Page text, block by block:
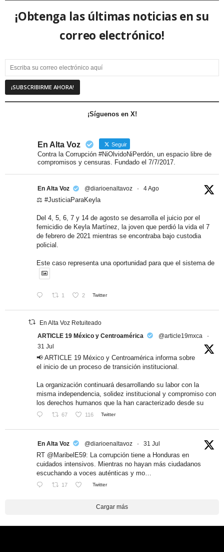
¡Obtenga las últimas noticias en su
correo electrónico!
¡Síguenos en X!
En Alta Voz Seguir
Contra la Corrupción #NiOlvidoNiPerdón, un espacio libre de
compromisos y censuras. Fundado el 7/7/2017.
En Alta Voz @diarioenaltavoz · 4 Ago
⚖️ #JusticiaParaKeyla
Del 4, 5, 6, 7 y 14 de agosto se desarrolla el juicio por el
femicidio de Keyla Martínez, la joven que perdió la vida el 7
de febrero de 2021 mientras se encontraba bajo custodia
policial.
Este caso representa una oportunidad para que el sistema de
1 2 Twitter
En Alta Voz Retuiteado
ARTICLE 19 México y Centroamérica
@article19mxca
·
31 Jul
📢 ARTICLE 19 México y Centroamérica informa sobre
el inicio de un proceso de transición institucional.
La organización continuará desarrollando su labor con la
misma independencia, solidez institucional y compromiso con
los derechos humanos que la han caracterizado desde su
67 116 Twitter
En Alta Voz @diarioenaltavoz · 31 Jul
RT @MaribelE59: La corrupción tiene a Honduras en
cuidados intensivos. Mientras no hayan más ciudadanos
escuchando a voces auténticas y mo…
17 Twitter
Cargar más